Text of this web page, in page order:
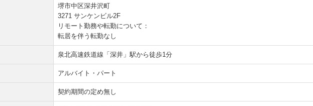
堺市中区深井沢町
3271 サンケンビル2F
リモート勤務や転勤について：
転居を伴う転勤なし
泉北高速鉄道線「深井」駅から徒歩1分
アルバイト・パート
契約期間の定め無し